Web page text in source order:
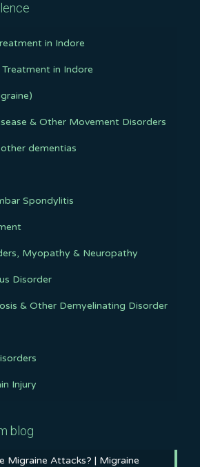
in Indore
in Indore
& Other Movement Disorders
other dementias
Spondylitis
Myopathy & Neuropathy
Disorder
& Other Demyelinating Disorder
Injury
blog
Migraine Attacks? | Migraine